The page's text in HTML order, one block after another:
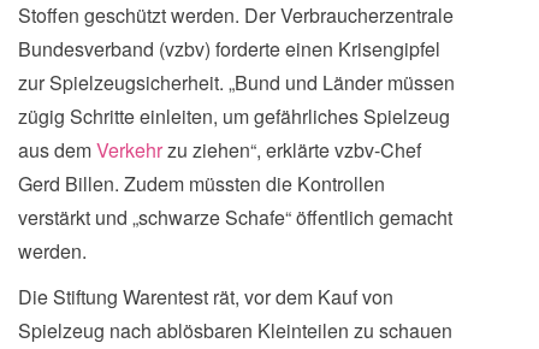
Stoffen geschützt werden. Der Verbraucherzentrale
Bundesverband (vzbv) forderte einen Krisengipfel
zur Spielzeugsicherheit. „Bund und Länder müssen
zügig Schritte einleiten, um gefährliches Spielzeug
aus demVerkehrzu ziehen“, erklärte vzbv-Chef
Gerd Billen. Zudem müssten die Kontrollen
verstärkt und „schwarze Schafe“ öffentlich gemacht
werden.
Die Stiftung Warentest rät, vor dem Kauf von
Spielzeug nach ablösbaren Kleinteilen zu schauen